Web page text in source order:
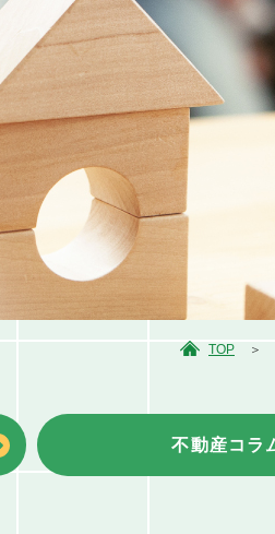
TOP
不動産コラ